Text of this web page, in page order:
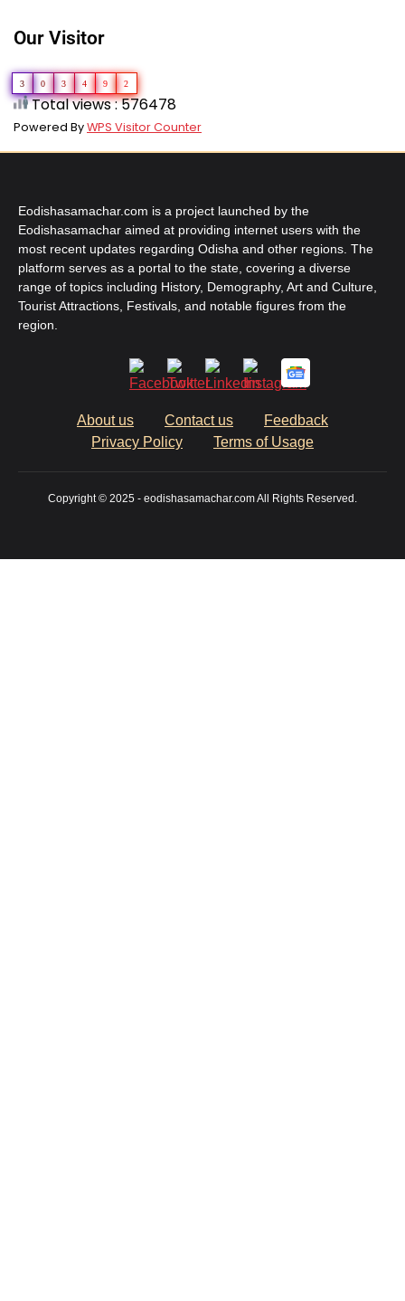
Our Visitor
3 0 3 4 9 2
Total views : 576478
Powered ByWPS Visitor Counter
Eodishasamachar.com is a project launched by the
Eodishasamachar aimed at providing internet users with the
most recent updates regarding Odisha and other regions. The
platform serves as a portal to the state, covering a diverse
range of topics including History, Demography, Art and Culture,
Tourist Attractions, Festivals, and notable figures from the
region.
About us Contact us
Feedback
Privacy Policy
Terms of Usage
Copyright © 2025 - eodishasamachar.com All Rights Reserved.